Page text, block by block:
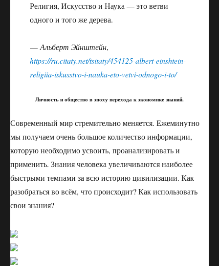
Религия, Искусство и Наука — это ветви
одного и того же дерева.
— Альберт Эйнштейн,
https://ru.citaty.net/tsitaty/454125-albert-einshtein-
religiia-iskusstvo-i-nauka-eto-vetvi-odnogo-i-to/
Личность и общество в эпоху перехода к экономике знаний.
Современный мир стремительно меняется. Ежеминутно
мы получаем очень большое количество информации,
которую необходимо усвоить, проанализировать и
применить. Знания человека увеличиваются наиболее
быстрыми темпами за всю историю цивилизации. Как
разобраться во всём, что происходит? Как использовать
свои знания?